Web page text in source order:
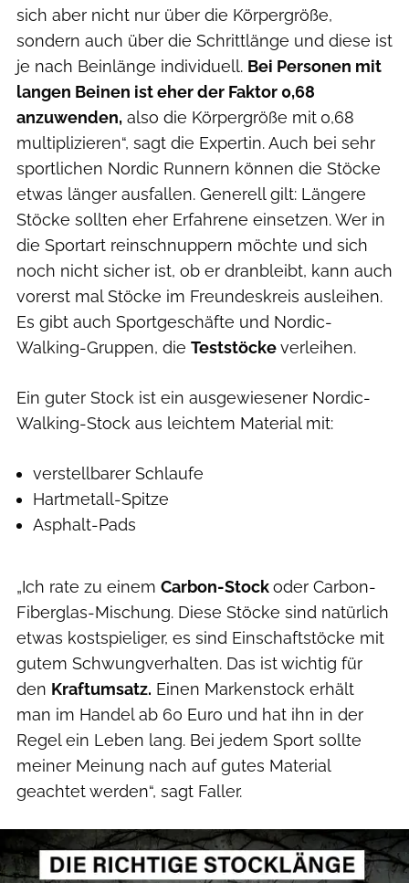
sich aber nicht nur über die Körpergröße,
sondern auch über die Schrittlänge und diese ist
je nach Beinlänge individuell. Bei Personen mit
langen Beinen ist eher der Faktor 0,68
anzuwenden, also die Körpergröße mit 0,68
multiplizieren“, sagt die Expertin. Auch bei sehr
sportlichen Nordic Runnern können die Stöcke
etwas länger ausfallen. Generell gilt: Längere
Stöcke sollten eher Erfahrene einsetzen. Wer in
die Sportart reinschnuppern möchte und sich
noch nicht sicher ist, ob er dranbleibt, kann auch
vorerst mal Stöcke im Freundeskreis ausleihen.
Es gibt auch Sportgeschäfte und Nordic-
Walking-Gruppen, die Teststöckeverleihen.
Ein guter Stock ist ein ausgewiesener Nordic-
Walking-Stock aus leichtem Material mit:
verstellbarer Schlaufe
Hartmetall-Spitze
Asphalt-Pads
„Ich rate zu einem Carbon-Stockoder Carbon-
Fiberglas-Mischung. Diese Stöcke sind natürlich
etwas kostspieliger, es sind Einschaftstöcke mit
gutem Schwungverhalten. Das ist wichtig für
den Kraftumsatz. Einen Markenstock erhält
man im Handel ab 60 Euro und hat ihn in der
Regel ein Leben lang. Bei jedem Sport sollte
meiner Meinung nach auf gutes Material
geachtet werden“, sagt Faller.